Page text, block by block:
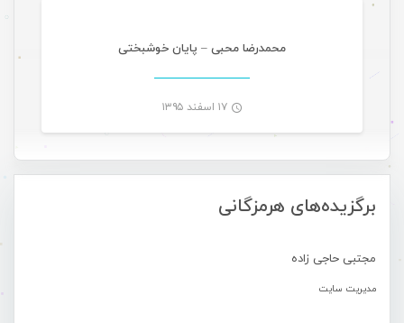
برگزیده‌های هرمزگانی
مجتبی حاجی زاده
مدیریت سایت
محمدرضا محبی – پایان خوشبختی
۱۷ اسفند ۱۳۹۵